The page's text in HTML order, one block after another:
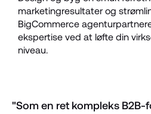
marketingresultater og
BigCommerce
ekspertise ved at løfte din
niveau.
"Som en ret kompleks B2B-